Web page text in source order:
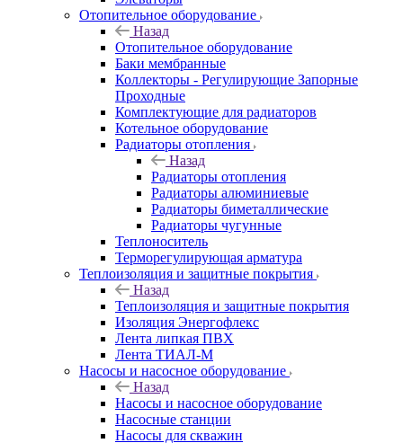
Отопительное оборудование
Назад
Отопительное оборудование
Баки мембранные
Коллекторы - Регулирующие Запорные
Проходные
Комплектующие для радиаторов
Котельное оборудование
Радиаторы отопления
Назад
Радиаторы отопления
Радиаторы алюминиевые
Радиаторы биметаллические
Радиаторы чугунные
Теплоноситель
Терморегулирующая арматура
Теплоизоляция и защитные покрытия
Назад
Теплоизоляция и защитные покрытия
Изоляция Энергофлекс
Лента липкая ПВХ
Лента ТИАЛ-М
Насосы и насосное оборудование
Назад
Насосы и насосное оборудование
Насосные станции
Насосы для скважин